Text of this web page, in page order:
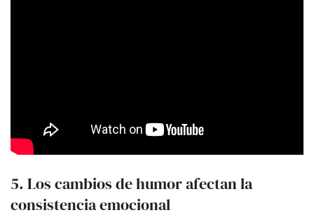
5. Los cambios de humor afectan la
consistencia emocional